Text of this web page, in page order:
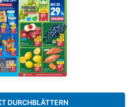
DURCHBLÄTTERN